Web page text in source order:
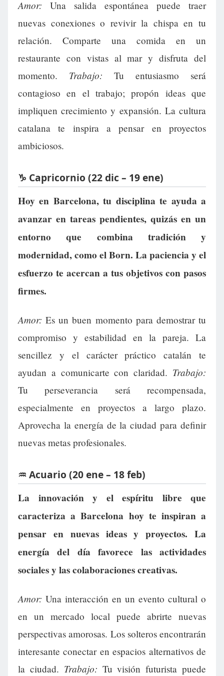
Amor: Una salida espontánea puede traer
nuevas conexiones o revivir la chispa en tu
relación. Comparte una comida en un
restaurante con vistas al mar y disfruta del
momento. Trabajo: Tu entusiasmo será
contagioso en el trabajo; propón ideas que
impliquen crecimiento y expansión. La cultura
catalana te inspira a pensar en proyectos
ambiciosos.
♑ Capricornio (22 dic – 19 ene)
Hoy en Barcelona, tu disciplina te ayuda a
avanzar en tareas pendientes, quizás en un
entorno que combina tradición y
modernidad, como el Born. La paciencia y el
esfuerzo te acercan a tus objetivos con pasos
firmes.
Amor: Es un buen momento para demostrar tu
compromiso y estabilidad en la pareja. La
sencillez y el carácter práctico catalán te
ayudan a comunicarte con claridad. Trabajo:
Tu perseverancia será recompensada,
especialmente en proyectos a largo plazo.
Aprovecha la energía de la ciudad para definir
nuevas metas profesionales.
♒ Acuario (20 ene – 18 feb)
La innovación y el espíritu libre que
caracteriza a Barcelona hoy te inspiran a
pensar en nuevas ideas y proyectos. La
energía del día favorece las actividades
sociales y las colaboraciones creativas.
Amor: Una interacción en un evento cultural o
en un mercado local puede abrirte nuevas
perspectivas amorosas. Los solteros encontrarán
interesante conectar en espacios alternativos de
la ciudad. Trabajo: Tu visión futurista puede